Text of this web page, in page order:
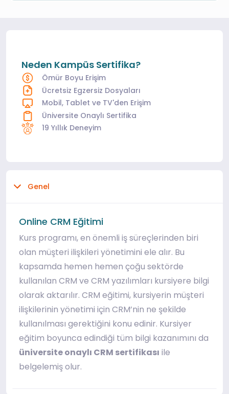
Neden Kampüs Sertifika?
Ömür Boyu Erişim
Ücretsiz Egzersiz Dosyaları
Mobil, Tablet ve TV'den Erişim
Üniversite Onaylı Sertifika
19 Yıllık Deneyim
Genel
Online CRM Eğitimi
Kurs programı, en önemli iş süreçlerinden biri
olan müşteri ilişkileri yönetimini ele alır. Bu
kapsamda hemen hemen çoğu sektörde
kullanılan CRM ve CRM yazılımları kursiyere bilgi
olarak aktarılır. CRM eğitimi, kursiyerin müşteri
ilişkilerinin yönetimi için CRM’nin ne şekilde
kullanılması gerektiğini konu edinir. Kursiyer
eğitim boyunca edindiği tüm bilgi kazanımını da
üniversite onaylı CRM sertifikası ile
belgelemiş olur.